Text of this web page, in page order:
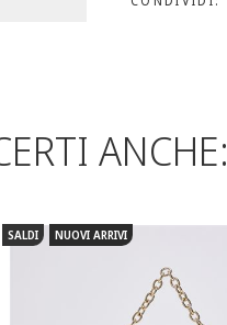
ANCHE:
SALDI NUOVI ARRIVI